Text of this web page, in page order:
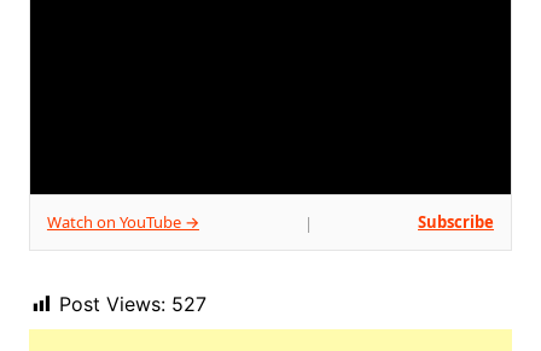
Watch on YouTube → | Subscribe
Post Views: 527